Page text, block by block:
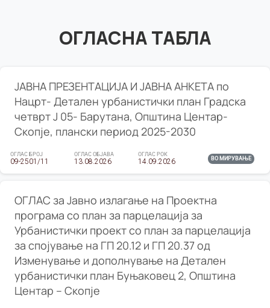
ОГЛАСНА ТАБЛА
ЈАВНА ПРЕЗЕНТАЦИЈА И ЈАВНА АНКЕТА по
Нацрт- Детален урбанистички план Градска
четврт Ј 05- Барутана, Општина Центар-
Скопје, плански период 2025-2030
ОГЛАС БРОЈ
09-2501/11
ОГЛАС ОБЈАВА
13.08.2026
ОГЛАС РОК
14.09.2026 ВО МИРУВАЊЕ
ОГЛАС за Јавно излагање на Проектна
програма со план за парцелација за
Урбанистички проект со план за парцелација
за спојување на ГП 20.12 и ГП 20.37 од
Изменување и дополнување на Детален
урбанистички план Буњаковец 2, Општина
Центар – Скопје